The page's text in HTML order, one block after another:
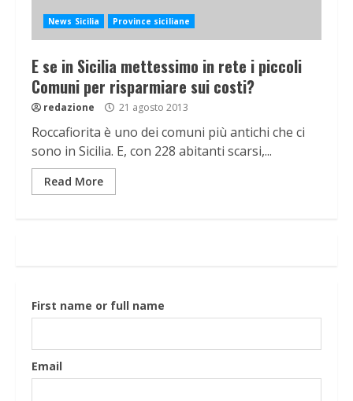
News Sicilia Province siciliane
E se in Sicilia mettessimo in rete i piccoli
Comuni per risparmiare sui costi?
redazione 21 agosto 2013
Roccafiorita è uno dei comuni più antichi che ci
sono in Sicilia. E, con 228 abitanti scarsi,...
Read More
First name or full name
Email